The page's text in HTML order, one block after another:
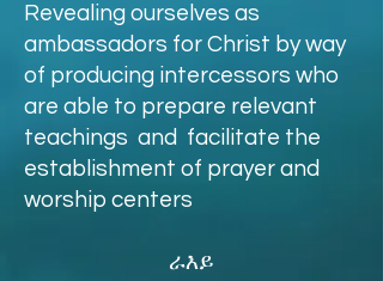
Revealing ourselves as
ambassadors for Christ by way
of producing intercessors who
are able to prepare relevant
teachings and facilitate the
establishment of prayer and
worship centers
ራእይ